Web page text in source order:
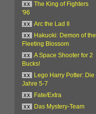
xx
The King of Fighters
'96
xx
Arc the Lad II
xx
Hakuoki: Demon of the
Fleeting Blossom
xx
A Space Shooter for 2
Bucks!
xx
Lego Harry Potter: Die
Jahre 5-7
xx
Fate/Extra
xx
Das Mystery-Team